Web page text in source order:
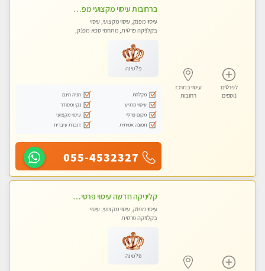
לפרטים
נוספים
עיסוי במרכז
רחובות
ברחובות עיסוי מקצועי מפנק וכול סוגי העיסויים רמה גבוהה! ללא מין !
עיסוי מפנק, עיסוי מקצועי, עיסוי
בקלניקה פרטית, מתחמי ספא מפנק,
פלטינה
מקלחת
חניה חינם
עיסוי מרגיע
נקי ומסודר
מקום פרטי
עיסוי מקצועי
תמונה אמיתית
דוברת עיברית
055-4532327
קליניקה חדשה עיסוי פרטי ומיוחד על ידי מגע קסם איכותי
עיסוי מפנק, עיסוי מקצועי, עיסוי
בקלניקה פרטית
פלטינה